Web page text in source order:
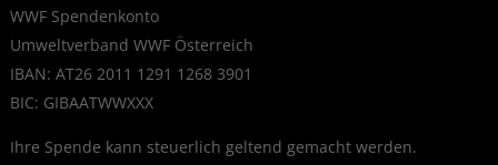
WWF Spendenkonto
Umweltverband WWF Österreich
IBAN: AT26 2011 1291 1268 3901
BIC: GIBAATWWXXX
Ihre Spende kann steuerlich geltend gemacht werden.